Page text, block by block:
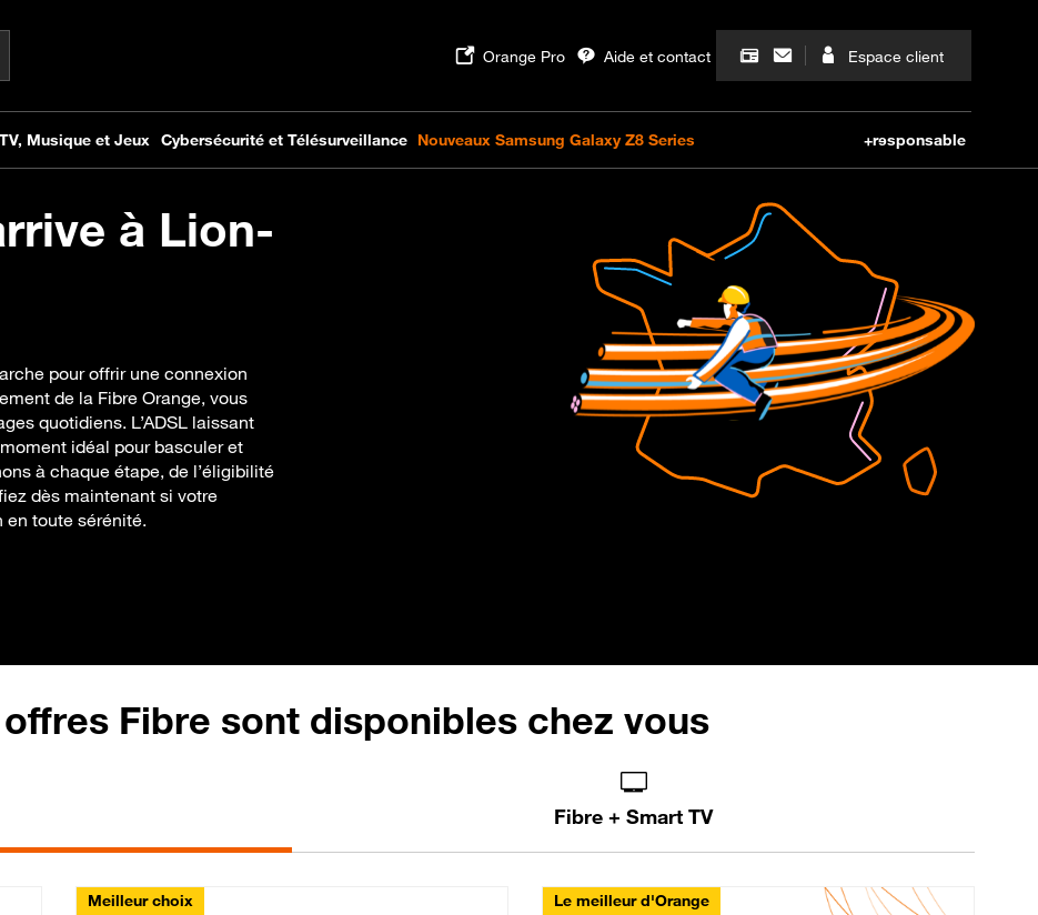
à Lion-
pour offrir une connexion
de la Fibre Orange, vous
quotidiens. L’ADSL laissant
idéal pour basculer et
à chaque étape, de l’éligibilité
dès maintenant si votre
en toute sérénité.
Fibre sont disponibles chez vous
Fibre + Smart TV
Meilleur choix Le meilleur d'Orange